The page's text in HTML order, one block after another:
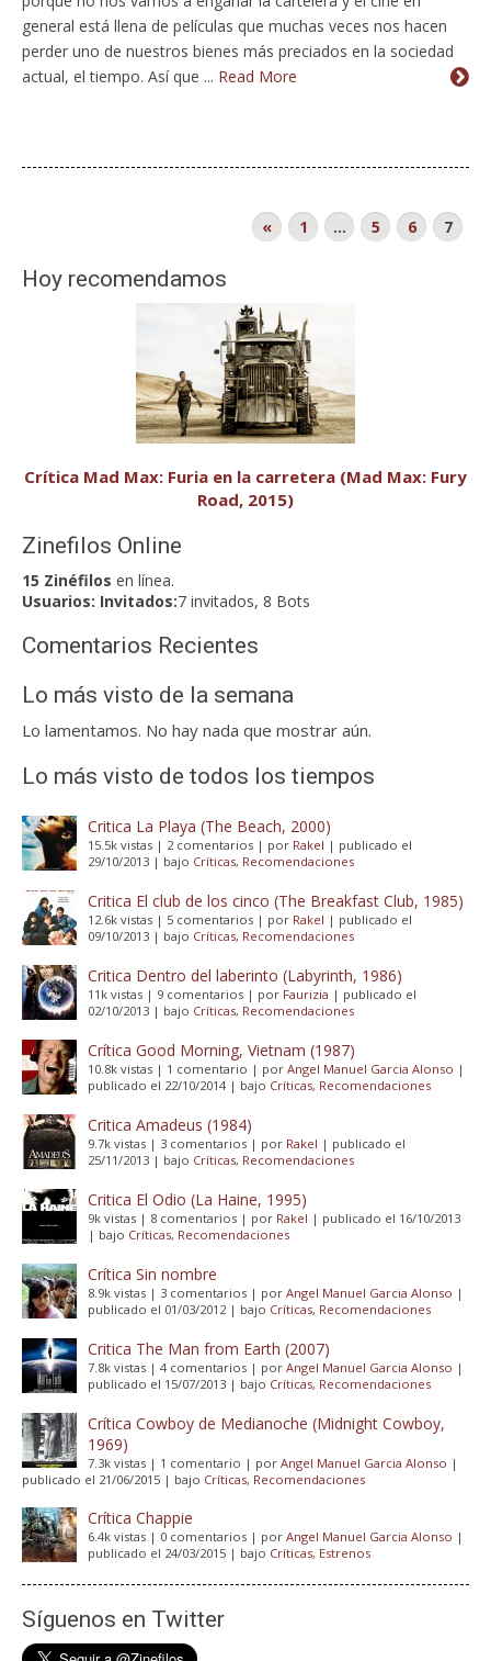
general está llena de películas que muchas veces nos hacen
perder uno de nuestros bienes más preciados en la sociedad
actual, el tiempo. Así que ... Read More
« 1 … 5 6 7
Hoy recomendamos
Crítica Mad Max: Furia en la carretera (Mad Max: Fury
Road, 2015)
Zinefilos Online
15 Zinéfilos en línea.
Usuarios: Invitados:7 invitados, 8 Bots
Comentarios Recientes
Lo más visto de la semana
Lo lamentamos. No hay nada que mostrar aún.
Lo más visto de todos los tiempos
Critica La Playa (The Beach, 2000)
15.5k vistas | 2 comentarios | por Rakel | publicado el
29/10/2013 | bajo Críticas, Recomendaciones
Critica El club de los cinco (The Breakfast Club, 1985)
12.6k vistas | 5 comentarios | por Rakel | publicado el
09/10/2013 | bajo Críticas, Recomendaciones
Critica Dentro del laberinto (Labyrinth, 1986)
11k vistas | 9 comentarios | por Faurizia | publicado el
02/10/2013 | bajo Críticas, Recomendaciones
Crítica Good Morning, Vietnam (1987)
10.8k vistas | 1 comentario | por Angel Manuel Garcia Alonso |
publicado el 22/10/2014| bajo Críticas, Recomendaciones
Critica Amadeus (1984)
9.7k vistas | 3 comentarios | por Rakel | publicado el
25/11/2013 | bajo Críticas, Recomendaciones
Critica El Odio (La Haine, 1995)
9k vistas | 8 comentarios | por Rakel | publicado el 16/10/2013
| bajo Críticas, Recomendaciones
Crítica Sin nombre
8.9k vistas | 3 comentarios | por Angel Manuel Garcia Alonso |
publicado el 01/03/2012| bajo Críticas, Recomendaciones
Critica The Man from Earth (2007)
7.8k vistas | 4 comentarios | por Angel Manuel Garcia Alonso |
publicado el 15/07/2013 | bajo Críticas, Recomendaciones
Crítica Cowboy de Medianoche (Midnight Cowboy,
1969)
7.3k vistas | 1 comentario | por Angel Manuel Garcia Alonso |
publicado el 21/06/2015 | bajo Críticas, Recomendaciones
Crítica Chappie
6.4k vistas | 0 comentarios | por Angel Manuel Garcia Alonso |
publicado el 24/03/2015 | bajo Críticas, Estrenos
Síguenos en Twitter